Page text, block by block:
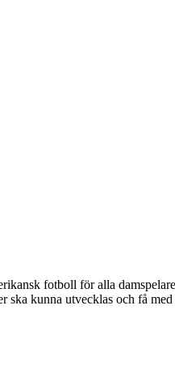
fotboll för alla
ska kunna utvecklas och få